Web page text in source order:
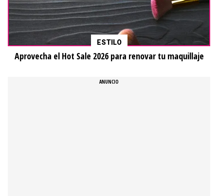
ESTILO
Aprovecha el Hot Sale 2026 para renovar tu maquillaje